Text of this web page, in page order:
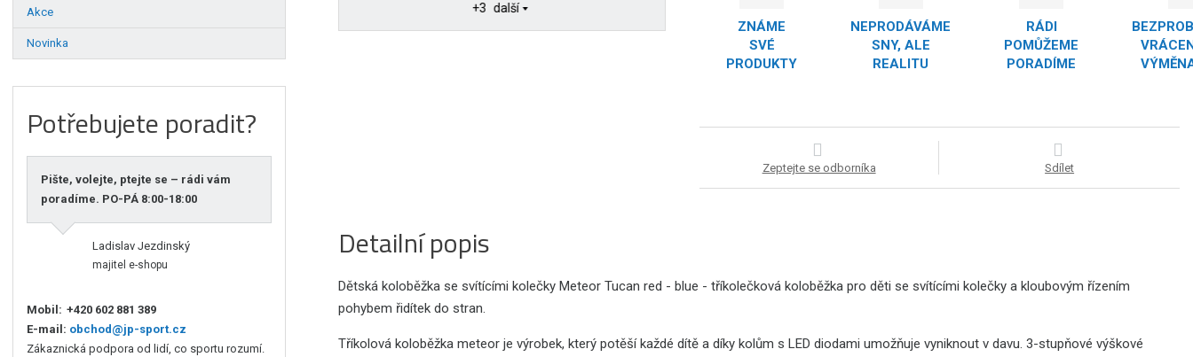
+3 další
ZNÁME
SVÉ
PRODUKTY
NEPRODÁVÁME
SNY, ALE
REALITU
RÁDI
POMŮŽEME
PORADÍME
Zeptejte se odborníka Sdílet
Detailní popis
Dětská koloběžka se svítícími kolečky Meteor Tucan red - blue - tříkolečková koloběžka pro děti se svítícími kolečky a kloubovým řízením
pohybem řidítek do stran.
Tříkolová koloběžka meteor je výrobek, který potěší každé dítě a díky kolům s LED diodami umožňuje vyniknout v davu. 3-stupňové výškové
Akce
Novinka
Potřebujete poradit?
Pište, volejte, ptejte se – rádi vám
poradíme. PO-PÁ 8:00-18:00
Ladislav Jezdinský
majitel e-shopu
Mobil: +420 602 881 389
E-mail: obchod@jp-sport.cz
Zákaznická podpora od lidí, co sportu rozumí.